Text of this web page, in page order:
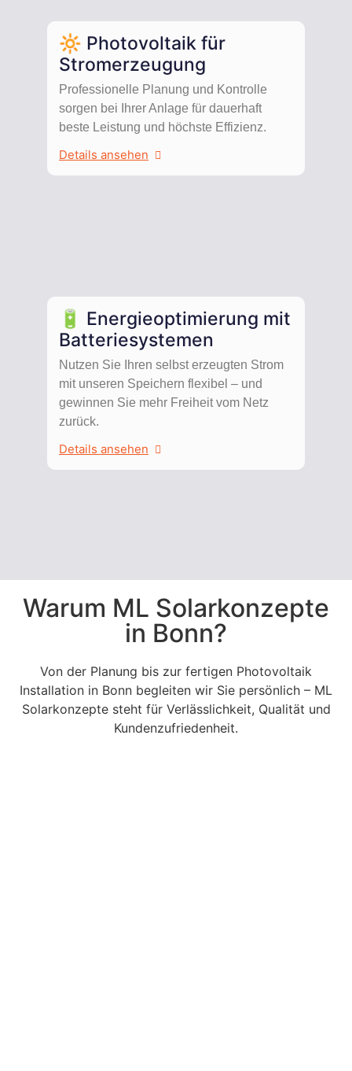
🔆 Photovoltaik für
Stromerzeugung
Professionelle Planung und Kontrolle
sorgen bei Ihrer Anlage für dauerhaft
beste Leistung und höchste Effizienz.
Details ansehen
🔋 Energieoptimierung mit
Batteriesystemen
Nutzen Sie Ihren selbst erzeugten Strom
mit unseren Speichern flexibel – und
gewinnen Sie mehr Freiheit vom Netz
zurück.
Details ansehen
Warum ML Solarkonzepte
in Bonn?
Von der Planung bis zur fertigen Photovoltaik
Installation in Bonn begleiten wir Sie persönlich – ML
Solarkonzepte steht für Verlässlichkeit, Qualität und
Kundenzufriedenheit.